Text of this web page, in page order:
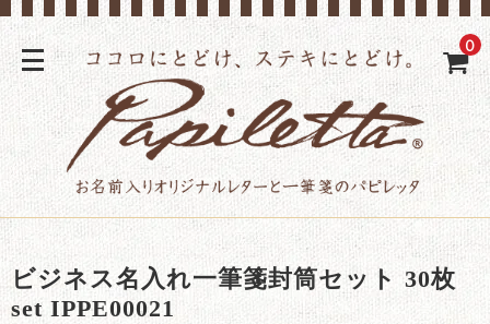
0
ビジネス名入れ一筆箋封筒セット 30枚
set IPPE00021